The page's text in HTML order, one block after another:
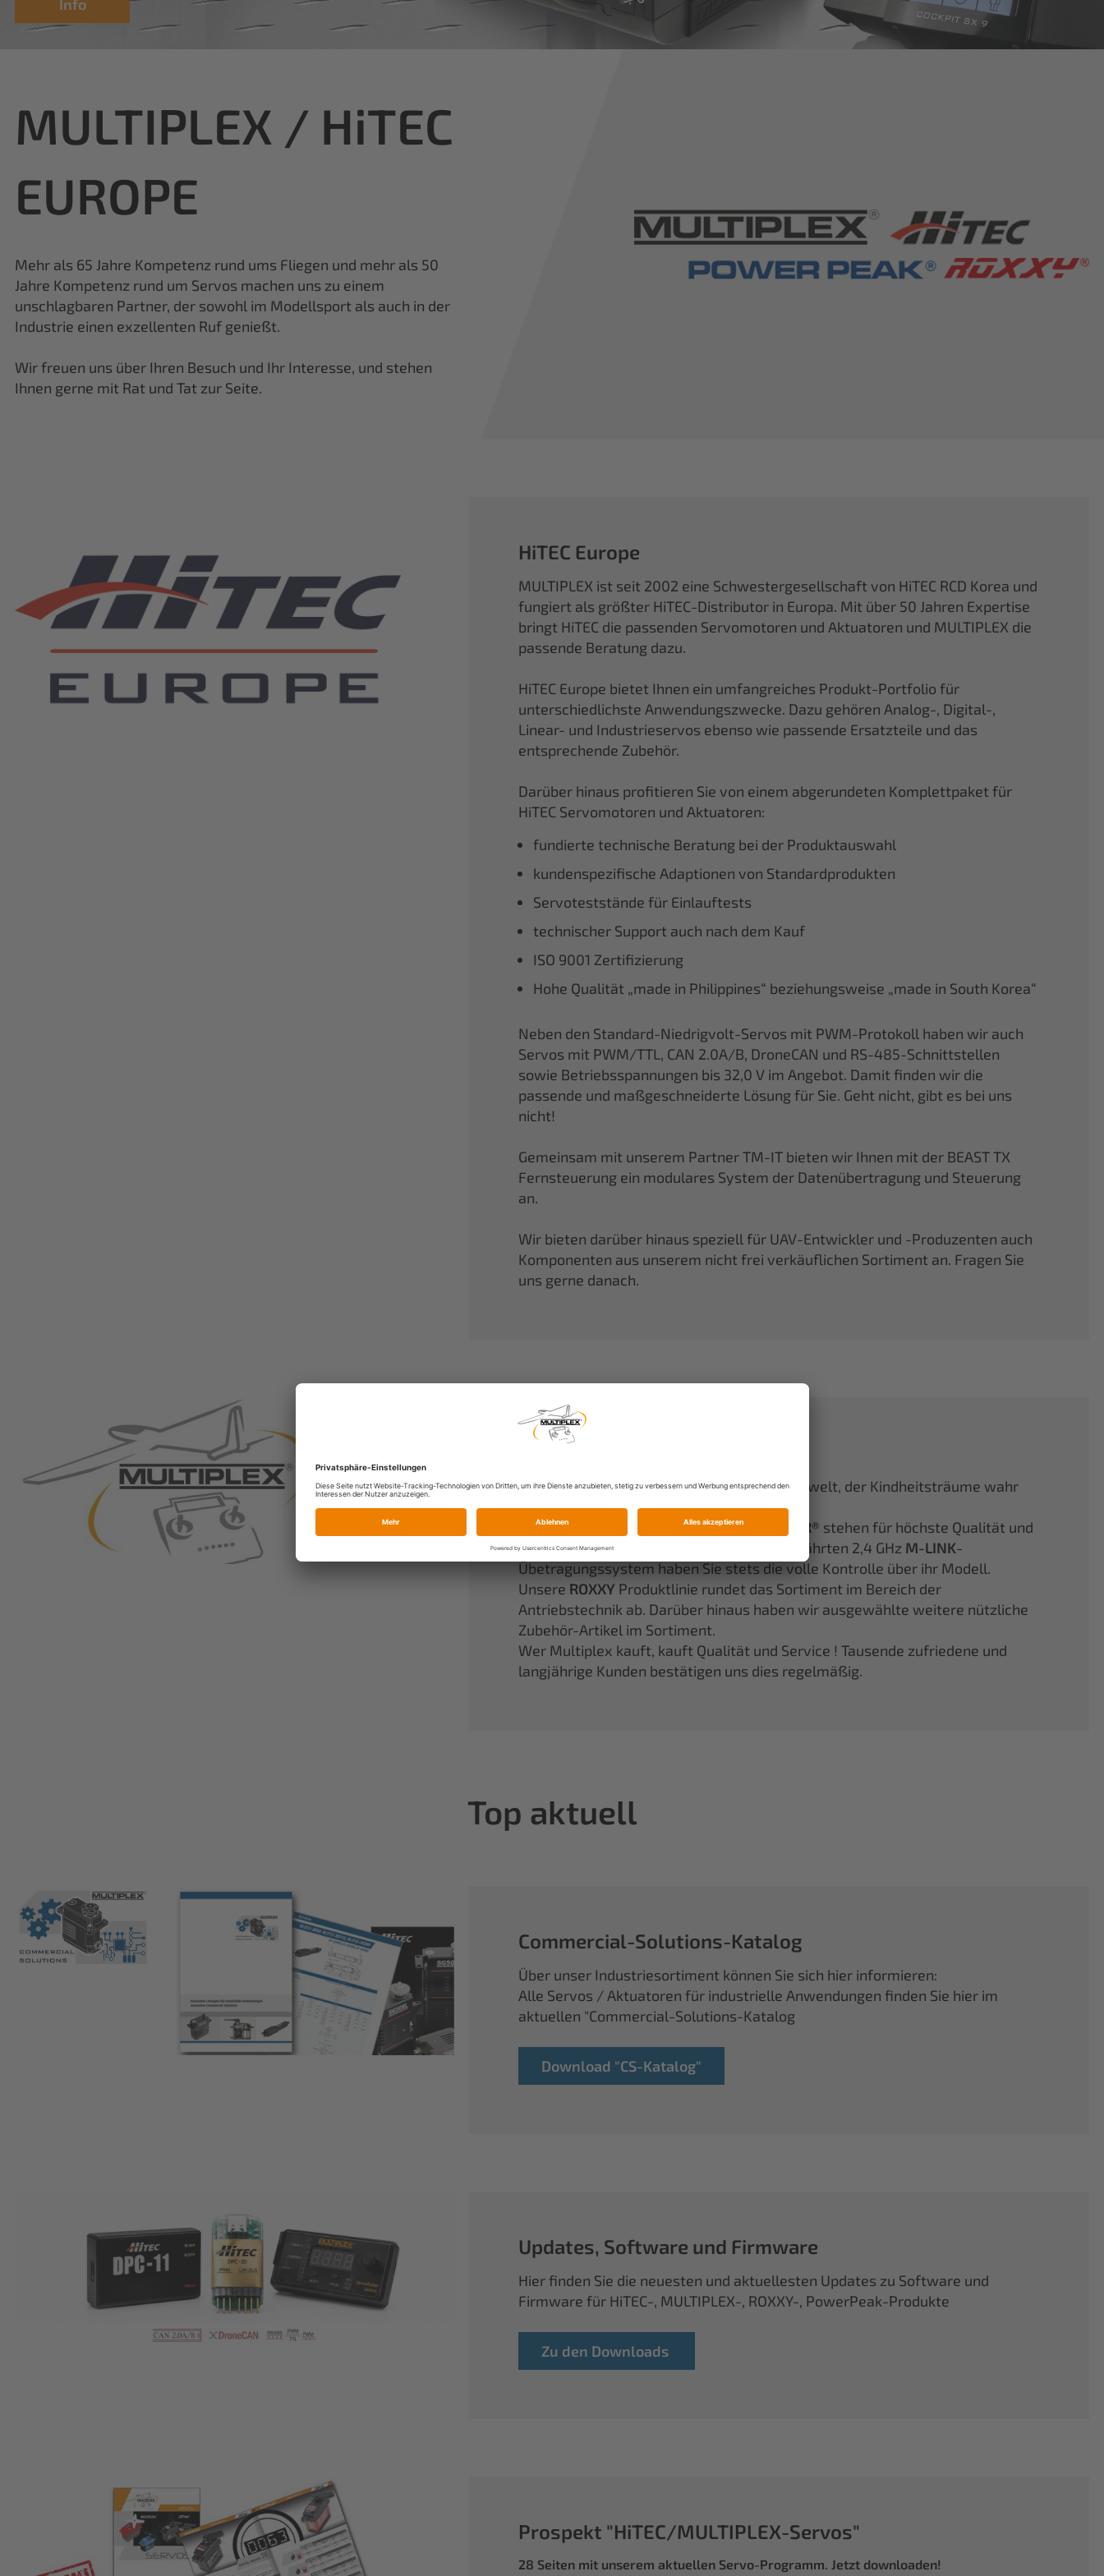
MULTIPLEX / HiTEC
EUROPE
Mehr als 65 Jahre Kompetenz rund ums Fliegen und mehr als 50
Jahre Kompetenz rund um Servos machen uns zu einem
unschlagbaren Partner, der sowohl im Modellsport als auch in der
Industrie einen exzellenten Ruf genießt.
Wir freuen uns über Ihren Besuch und Ihr Interesse, und stehen
Ihnen gerne mit Rat und Tat zur Seite.
HiTEC Europe
MULTIPLEX ist seit 2002 eine Schwestergesellschaft von HiTEC RCD Korea und
fungiert als größter HiTEC-Distributor in Europa. Mit über 50 Jahren Expertise
bringt HiTEC die passenden Servomotoren und Aktuatoren und MULTIPLEX die
passende Beratung dazu.
HiTEC Europe bietet Ihnen ein umfangreiches Produkt-Portfolio für
unterschiedlichste Anwendungszwecke. Dazu gehören Analog-, Digital-,
Linear- und Industrieservos ebenso wie passende Ersatzteile und das
entsprechende Zubehör.
Darüber hinaus profitieren Sie von einem abgerundeten Komplettpaket für
HiTEC Servomotoren und Aktuatoren:
fundierte technische Beratung bei der Produktauswahl
kundenspezifische Adaptionen von Standardprodukten
Servoteststände für Einlauftests
technischer Support auch nach dem Kauf
ISO 9001 Zertifizierung
Hohe Qualität „made in Philippines“ beziehungsweise „made in South Korea“
Neben den Standard-Niedrigvolt-Servos mit PWM-Protokoll haben wir auch
Servos mit PWM/TTL, CAN 2.0A/B, DroneCAN und RS-485-Schnittstellen
sowie Betriebsspannungen bis 32,0 V im Angebot. Damit finden wir die
passende und maßgeschneiderte Lösung für Sie. Geht nicht, gibt es bei uns
nicht!
Gemeinsam mit unserem Partner TM-IT bieten wir Ihnen mit der BEAST TX
Fernsteuerung ein modulares System der Datenübertragung und Steuerung
an.
Wir bieten darüber hinaus speziell für UAV-Entwickler und -Produzenten auch
Komponenten aus unserem nicht frei verkäuflichen Sortiment an. Fragen Sie
uns gerne danach.
Ein fest etablierter Begriff in der Modellflugwelt, der Kindheitsträume wahr
werden läßt.
Unsere Partikelschaummodelle aus
ELAPOR® stehen für höchste Qualität und
Performance. Mit unserem seit Jahren bewährten 2,4 GHz M-LINK-
Übetragungssystem haben Sie stets die volle Kontrolle über ihr Modell.
Unsere ROXXY Produktlinie rundet das Sortiment im Bereich der
Antriebstechnik ab. Darüber hinaus haben wir ausgewählte weitere nützliche
Zubehör-Artikel im Sortiment.
Wer Multiplex kauft, kauft Qualität und Service ! Tausende zufriedene und
langjährige Kunden bestätigen uns dies regelmäßig.
Top aktuell
Commercial-Solutions-Katalog
Über unser Industriesortiment können Sie sich hier informieren:
Alle Servos / Aktuatoren für industrielle Anwendungen finden Sie hier im
aktuellen "Commercial-Solutions-Katalog
Download "CS-Katalog"
Updates, Software und Firmware
Hier finden Sie die neuesten und aktuellesten Updates zu Software und
Firmware für HiTEC-, MULTIPLEX-, ROXXY-, PowerPeak-Produkte
Zu den Downloads
Prospekt "HiTEC/MULTIPLEX-Servos"
28 Seiten mit unserem aktuellen Servo-Programm. Jetzt downloaden!